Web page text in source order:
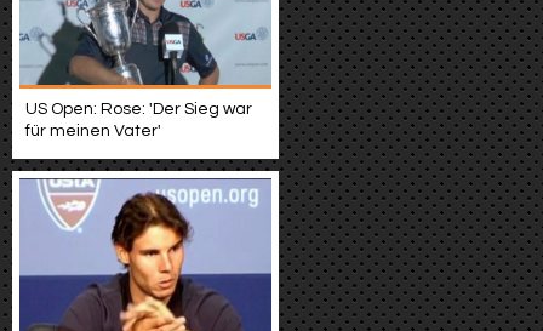
US Open: Rose: 'Der Sieg war
für meinen Vater'